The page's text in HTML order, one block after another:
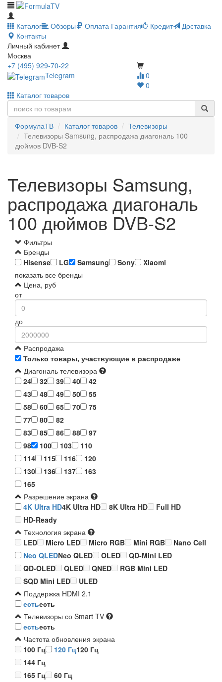
Каталог Обзоры Оплата Гарантия Кредит
Доставка
Контакты
Личный кабинет
Москва
0
0
+7 (495) 929-70-22
Telegram
Каталог товаров
ФормулаТВ Каталог товаров
Телевизоры
Телевизоры Samsung, распродажа диагональ 100
дюймов DVB-S2
Телевизоры Samsung,
распродажа диагональ
100 дюймов DVB-S2
Фильтры
Бренды
Hisense
LG Samsung Sony
Xiaomi
показать все бренды
Цена, руб
от
до
Распродажа
Только товары, участвующие в распродаже
Диагональ телевизора
24
32 39 40
42
43
48 49 50
55
58
60 65 70
75
77
80
82
83
85 86 88
97
98
100 103
110
114
115 116
120
130
136 137
163
165
Разрешение экрана
4K Ultra HD4K Ultra HD 8K Ultra HD
Full HD
HD-Ready
Технология экрана
LED
Micro LED Micro RGB Mini RGB
Nano Cell
Neo QLEDNeo QLED OLED
QD-Mini LED
QD-OLED
QLED QNED
RGB Mini LED
SQD Mini LED
ULED
Поддержка HDMI 2.1
естьесть
Телевизоры со Smart TV
естьесть
Частота обновления экрана
100 Гц
120 Гц120 Гц
144 Гц
165 Гц
60 Гц